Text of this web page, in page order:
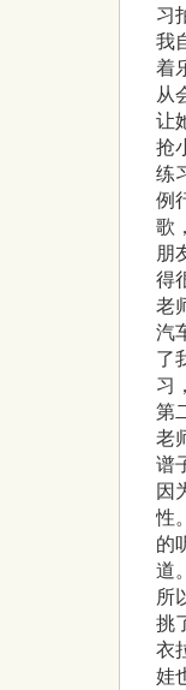
习
我
着
从
让
抢
练
例
歌
朋
得
老
汽
了
习
第
老
谱
因
性
的
道
所
挑
衣
娃